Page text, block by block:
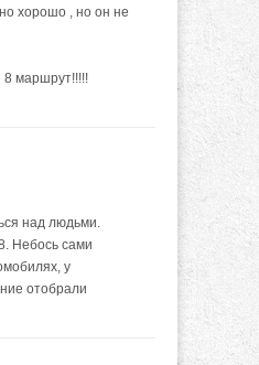
хорошо , но он не
8 маршрут!!!!!
над людьми.
Небось сами
у
отобрали